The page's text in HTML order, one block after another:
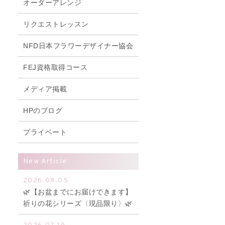
オーダーアレンジ
リクエストレッスン
NFD日本フラワーデザイナー協会
FEJ資格取得コース
メディア掲載
HPのブログ
プライベート
New Article
2026.08.05
🌿【お盆までにお届けできます】
祈りの花シリーズ〈現品限り〉🌿